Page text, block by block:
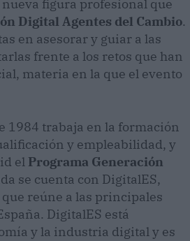
figura profesional que
Digital Agentes del Cambio.
en asesorar y guiar a las
frente a los retos que han
materia en la que el evento
1984 trabaja en la formación
y empleabilidad, y
el Programa Generación
se cuenta con DigitalES,
reúne a las principales
DigitalES está
y la industria digital y es